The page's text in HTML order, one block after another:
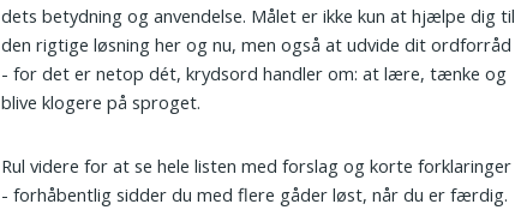
dets betydning og anvendelse. Målet er ikke kun at hjælpe dig til
den rigtige løsning her og nu, men også at udvide dit ordforråd
- for det er netop dét, krydsord handler om: at lære, tænke og
blive klogere på sproget.
Rul videre for at se hele listen med forslag og korte forklaringer
- forhåbentlig sidder du med flere gåder løst, når du er færdig.